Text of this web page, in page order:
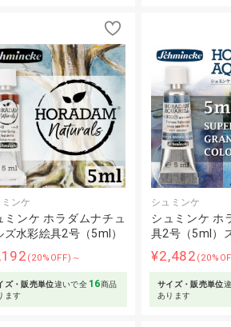
ンケ
ミンケ ホラダムナチュ
ズ水彩絵具2号（5ml）
(20%OFF)～
ズ・販売単位違いで全 16商品
ます
シュミンケ
シュミンケ ホ
具2号（5ml）
¥2,482
サイズ・販売単位
あります